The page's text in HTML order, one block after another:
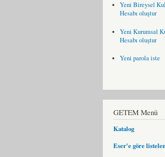
Yeni Bireysel
Hesabı oluştur
Yeni Kurumsal
Hesabı oluştur
Yeni parola iste
GETEM Menü
Katalog
Eser'e göre